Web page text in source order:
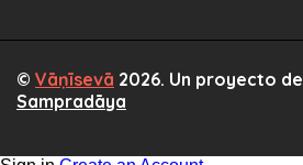
© Vāṇīsevā 2026. Un proyecto de
Sampradāya